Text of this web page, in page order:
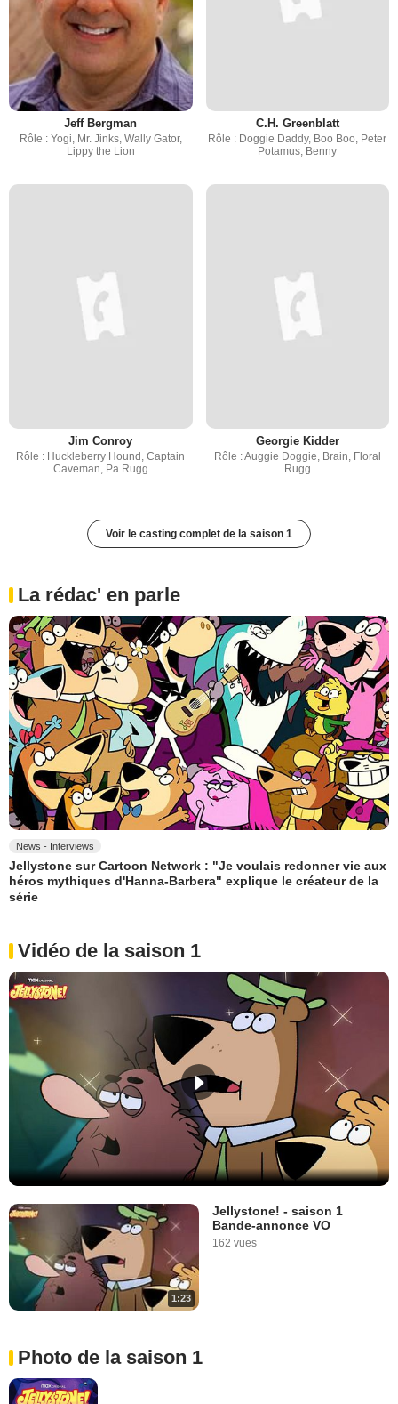
Jeff Bergman
Rôle : Yogi, Mr. Jinks, Wally Gator,
Lippy the Lion
C.H. Greenblatt
Rôle : Doggie Daddy, Boo Boo, Peter
Potamus, Benny
Jim Conroy
Rôle : Huckleberry Hound, Captain
Caveman, Pa Rugg
Georgie Kidder
Rôle : Auggie Doggie, Brain, Floral
Rugg
Voir le casting complet de la saison 1
La rédac' en parle
News - Interviews
Jellystone sur Cartoon Network : "Je voulais redonner vie aux
héros mythiques d'Hanna-Barbera" explique le créateur de la
série
Vidéo de la saison 1
1:23
Jellystone! - saison 1
Bande-annonce VO
162 vues
Photo de la saison 1